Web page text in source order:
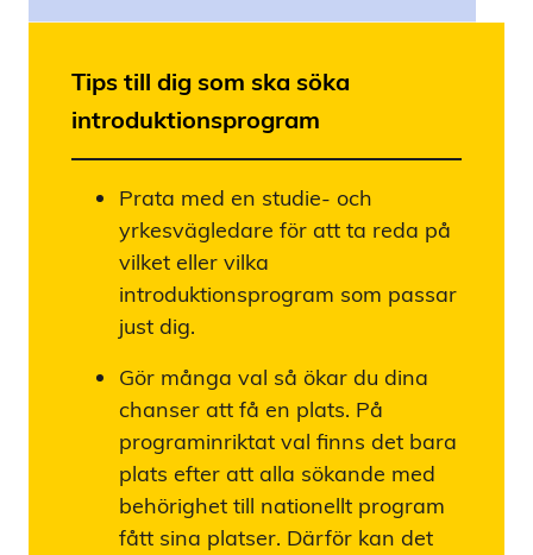
Tips till dig som ska söka
introduktionsprogram
Prata med en studie- och
yrkesvägledare för att ta reda på
vilket eller vilka
introduktionsprogram som passar
just dig.
Gör många val så ökar du dina
chanser att få en plats. På
programinriktat val finns det bara
plats efter att alla sökande med
behörighet till nationellt program
fått sina platser. Därför kan det